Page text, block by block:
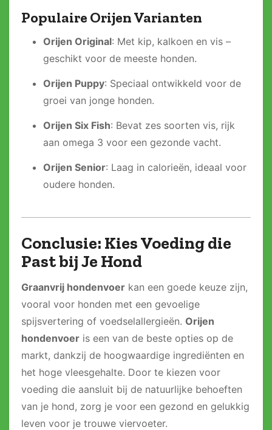
Populaire Orijen Varianten
Orijen Original: Met kip, kalkoen en vis –
geschikt voor de meeste honden.
Orijen Puppy: Speciaal ontwikkeld voor de
groei van jonge honden.
Orijen Six Fish: Bevat zes soorten vis, rijk
aan omega 3 voor een gezonde vacht.
Orijen Senior: Laag in calorieën, ideaal voor
oudere honden.
Conclusie: Kies Voeding die
Past bij Je Hond
Graanvrij hondenvoer kan een goede keuze zijn,
vooral voor honden met een gevoelige
spijsvertering of voedselallergieën. Orijen
hondenvoer is een van de beste opties op de
markt, dankzij de hoogwaardige ingrediënten en
het hoge vleesgehalte. Door te kiezen voor
voeding die aansluit bij de natuurlijke behoeften
van je hond, zorg je voor een gezond en gelukkig
leven voor je trouwe viervoeter.